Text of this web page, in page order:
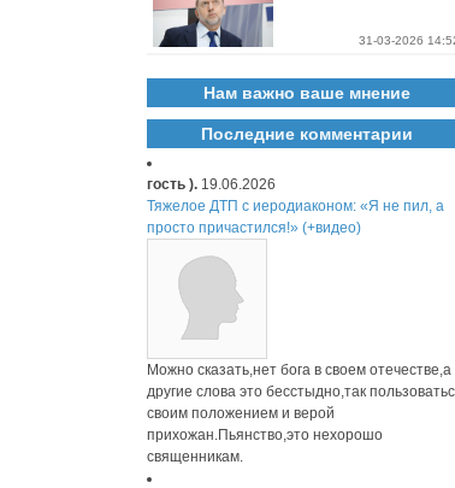
31-03-2026
Нам важно ваше мнение
Последние комментарии
гость ). 19.06.2026
Тяжелое ДТП с иеродиаконом: «Я не пил, а
просто причастился!» (+видео)
Можно сказать,нет бога в своем отечестве,а
другие слова это бесстыдно,так
своим положением и верой
прихожан.Пьянство,это нехорошо
священникам.